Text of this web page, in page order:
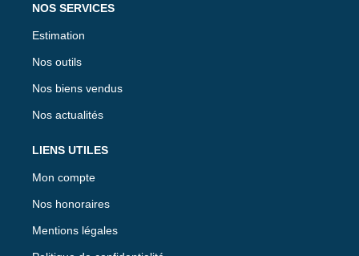
NOS SERVICES
Estimation
Nos outils
Nos biens vendus
Nos actualités
LIENS UTILES
Mon compte
Nos honoraires
Mentions légales